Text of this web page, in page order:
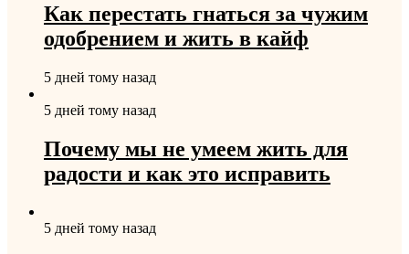
Как перестать гнаться за чужим
одобрением и жить в кайф
5 дней тому назад
5 дней тому назад
Почему мы не умеем жить для
радости и как это исправить
5 дней тому назад